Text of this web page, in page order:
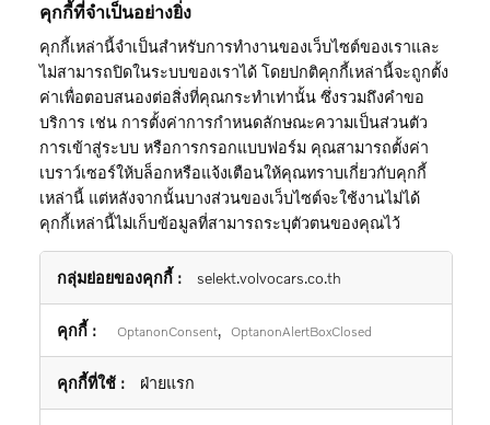
คุกกี้ที่จำเป็นอย่างยิ่ง
คุกกี้เหล่านี้จำเป็นสำหรับการทำงานของเว็บไซต์ของเราและ
ไม่สามารถปิดในระบบของเราได้ โดยปกติคุกกี้เหล่านี้จะถูกตั้ง
ค่าเพื่อตอบสนองต่อสิ่งที่คุณกระทำเท่านั้น ซึ่งรวมถึงคำขอ
บริการ เช่น การตั้งค่าการกำหนดลักษณะความเป็นส่วนตัว
การเข้าสู่ระบบ หรือการกรอกแบบฟอร์ม คุณสามารถตั้งค่า
เบราว์เซอร์ให้บล็อกหรือแจ้งเตือนให้คุณทราบเกี่ยวกับคุกกี้
เหล่านี้ แต่หลังจากนั้นบางส่วนของเว็บไซต์จะใช้งานไม่ได้
คุกกี้เหล่านี้ไม่เก็บข้อมูลที่สามารถระบุตัวตนของคุณไว้
จำเป็น
อย่าง
selekt.volvocars.co.th
OptanonConsent, OptanonAlertBoxClosed
ฝ่ายแรก